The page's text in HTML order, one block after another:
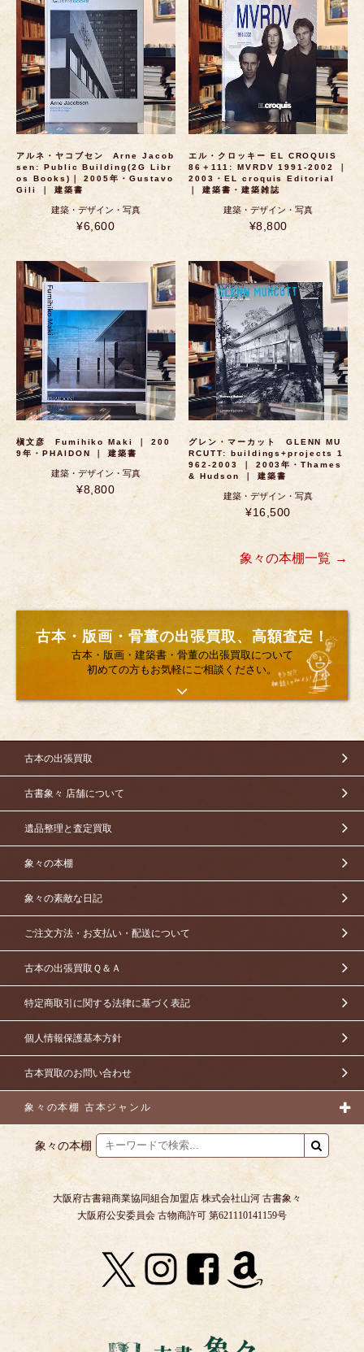
アルネ・ヤコブセン Arne Jacob
sen: Public Building(2G Libr
os Books)｜ 2005年・Gustavo
Gili ｜ 建築書
建築・デザイン・写真
¥6,600
エル・クロッキー EL CROQUIS
86＋111: MVRDV 1991-2002 ｜
2003・EL croquis Editorial
｜ 建築書・建築雑誌
建築・デザイン・写真
¥8,800
槇文彦 Fumihiko Maki ｜ 200
9年・PHAIDON ｜ 建築書
建築・デザイン・写真
¥8,800
グレン・マーカット GLENN MU
RCUTT: buildings+projects 1
962-2003 ｜ 2003年・Thames
& Hudson ｜ 建築書
建築・デザイン・写真
¥16,500
象々の本棚一覧
古本・版画・骨董の出張買取、高額査定！
古本・版画・建築書・骨董の出張買取について
初めての方もお気軽にご相談ください。
古本の出張買取
古書象々 店舗について
遺品整理と査定買取
象々の本棚
象々の素敵な日記
ご注文方法・お支払い・配送について
古本の出張買取Ｑ＆Ａ
特定商取引に関する法律に基づく表記
個人情報保護基本方針
古本買取のお問い合わせ
象々の本棚 古本ジャンル
象々の本棚
大阪府古書籍商業協同組合加盟店 株式会社山河 古書象々
大阪府公安委員会 古物商許可 第621110141159号